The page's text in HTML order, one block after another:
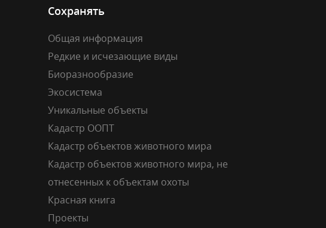
Сохранять
Общая информация
Редкие и исчезающие виды
Биоразнообразие
Экосистема
Уникальные объекты
Кадастр ООПТ
Кадастр объектов животного мира
Кадастр объектов животного мира, не
отнесенных к объектам охоты
Красная книга
Проекты